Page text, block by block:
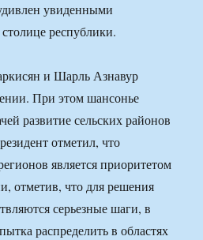
увиденными
республики.
и Шарль Азнавур
При этом шансонье
развитие сельских районов
отметил, что
является приоритетом
отметив, что для решения
серьезные шаги, в
распределить в областях